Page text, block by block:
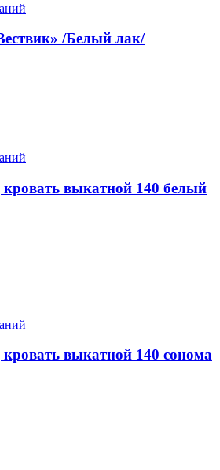
/Белый лак/
выкатной 140 белый
выкатной 140 сонома